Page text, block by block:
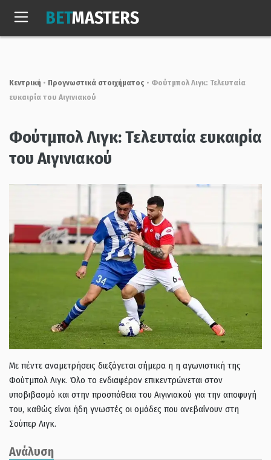
Σαβ, 8 Αυγ. 2026
BETMASTERS
Κεντρική • Προγνωστικά στοιχήματος • Φούτμπολ Λιγκ: Τελευταία
ευκαιρία του Αιγινιακού
Φούτμπολ Λιγκ: Τελευταία ευκαιρία
του Αιγινιακού
Με πέντε αναμετρήσεις διεξάγεται σήμερα η η αγωνιστική της
Φούτμπολ Λιγκ. Όλο το ενδιαφέρον επικεντρώνεται στον
υποβιβασμό και στην προσπάθεια του Αιγινιακού για την αποφυγή
του, καθώς είναι ήδη γνωστές οι ομάδες που ανεβαίνουν στη
Σούπερ Λιγκ.
Ανάλυση